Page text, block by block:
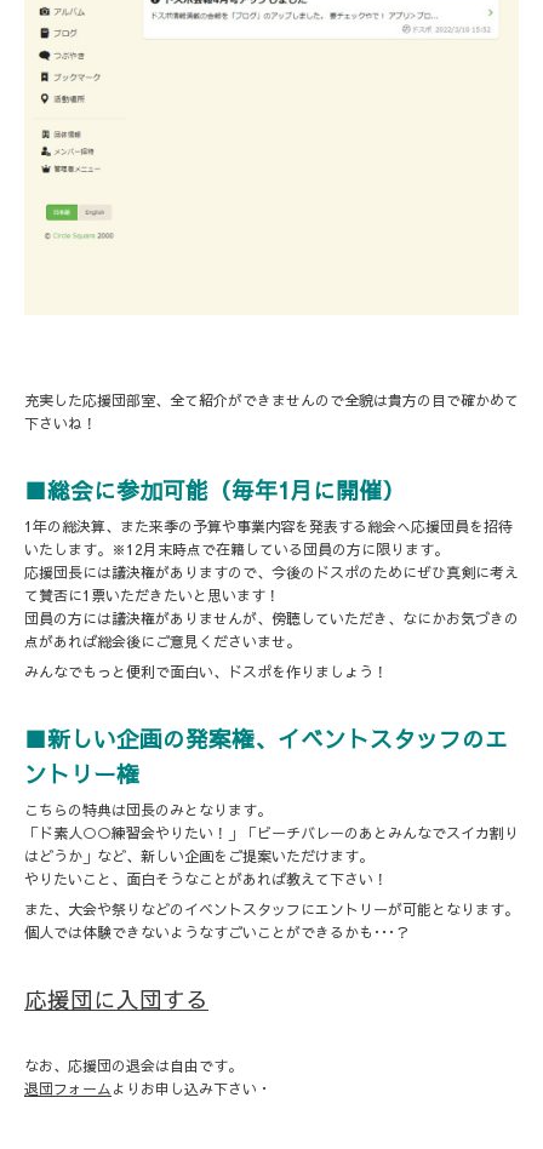
充実した応援団部室、全て紹介ができませんので全貌は貴方の目で確かめて
下さいね！
■総会に参加可能（毎年1月に開催）
1年の総決算、また来季の予算や事業内容を発表する総会へ応援団員を招待
いたします。※12月末時点で在籍している団員の方に限ります。
応援団長には議決権がありますので、今後のドスポのためにぜひ真剣に考え
て賛否に1票いただきたいと思います！
団員の方には議決権がありませんが、傍聴していただき、なにかお気づきの
点があれば総会後にご意見くださいませ。
みんなでもっと便利で面白い、ドスポを作りましょう！
■新しい企画の発案権、イベントスタッフのエ
ントリー権
こちらの特典は団長のみとなります。
「ド素人○○練習会やりたい！」「ビーチバレーのあとみんなでスイカ割り
はどうか」など、新しい企画をご提案いただけます。
やりたいこと、面白そうなことがあれば教えて下さい！
また、大会や祭りなどのイベントスタッフにエントリーが可能となります。
個人では体験できないようなすごいことができるかも･･･？
応援団に入団する
なお、応援団の退会は自由です。
退団フォームよりお申し込み下さい・